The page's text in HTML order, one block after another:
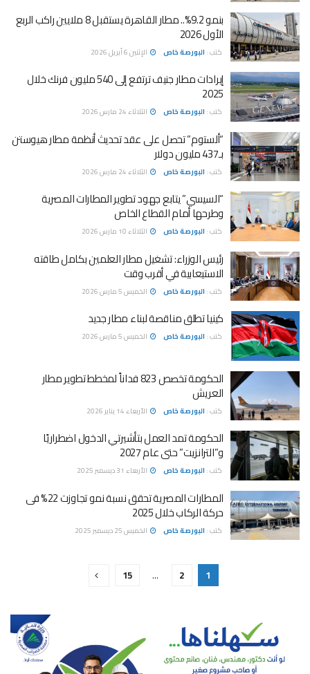
بنمو 9.2%.. مطار القاهرة يستقبل 8 ملايين راكب الربع
الأول 2026
كتب : البورصة خاص الإثنين 6 أبريل 2026
إيرادات مطار جنيف ترتفع إلى 540 مليون فرنك خلال
2025
كتب : البورصة خاص الثلاثاء 24 مارس 2026
“ألستوم” تحصل على عقد تحديث أنظمة مطار هيوستن
بـ437 مليون دولار
كتب : البورصة خاص الثلاثاء 24 مارس 2026
“السيسي” يتابع جهود تطوير المطارات المصرية
وطرحها أمام القطاع الخاص
كتب : البورصة خاص الثلاثاء 10 مارس 2026
رئيس الوزراء: تشغيل مطار العلمين بكامل طاقته
الاستيعابية في أقرب وقت
كتب : البورصة خاص الخميس 5 مارس 2026
كينيا تطلق مناقصة لبناء مطار جديد
كتب : البورصة خاص الخميس 5 مارس 2026
الحكومة تخصص 823 فداناً لمخطط تطوير مطار
العريش
كتب : البورصة خاص الأربعاء 14 يناير 2026
الحكومة تمد العمل بتأشيرتي الدخول اضطراريًا
و”الترانزيت” حتى عام 2027
كتب : البورصة خاص الأربعاء 31 ديسمبر 2025
المطارات المصرية تحقق نسبة نمو تجاوزت 22% فى
حركة الركاب خلال 2025
كتب : البورصة خاص الخميس 25 ديسمبر 2025
1
2
…
15